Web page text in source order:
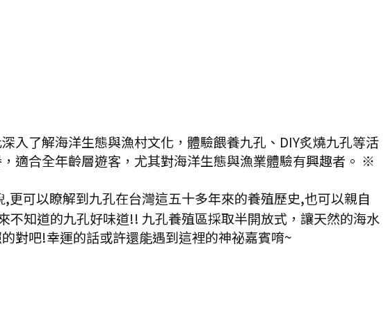
入了解海洋生態與漁村文化，體驗餵養九孔、DIY炙燒九孔等活
適合全年齡層遊客，尤其對海洋生態與漁業體驗有興趣者。 ※
可以瞭解到九孔在台灣這五十多年來的養殖歷史,也可以親自
知道的九孔好味道!! 九孔養殖區採取半開放式，讓天然的海水
對吧!幸運的話或許還能遇到這裡的神祕嘉賓唷~